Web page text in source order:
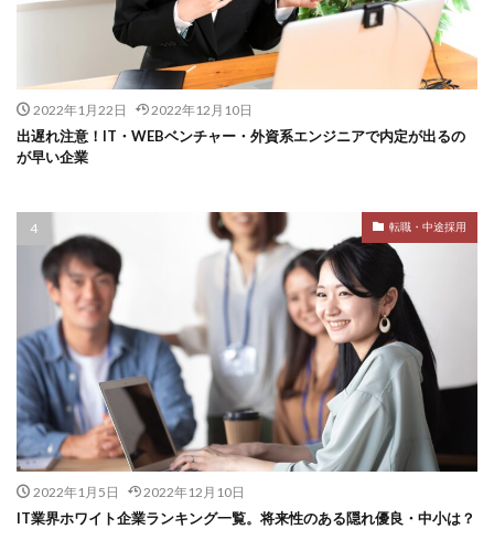
2022年1月22日 2022年12月10日
出遅れ注意！IT・WEBベンチャー・外資系エンジニアで内定が出るの
が早い企業
転職・中途採用
2022年1月5日 2022年12月10日
IT業界ホワイト企業ランキング一覧。将来性のある隠れ優良・中小は？